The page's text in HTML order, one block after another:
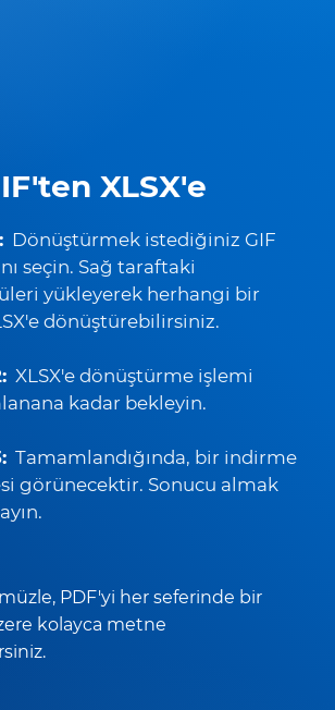
XLSX'e
Dönüştürmek istediğiniz GIF
seçin. Sağ taraftaki
yükleyerek herhangi bir
dönüştürebilirsiniz.
XLSX'e dönüştürme işlemi
kadar bekleyin.
Tamamlandığında, bir indirme
görünecektir. Sonucu almak
PDF'yi her seferinde bir
kolayca metne